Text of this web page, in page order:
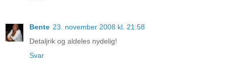
Bente 23. november 2008 kl. 21:58
Detaljrik og aldeles nydelig!
Svar